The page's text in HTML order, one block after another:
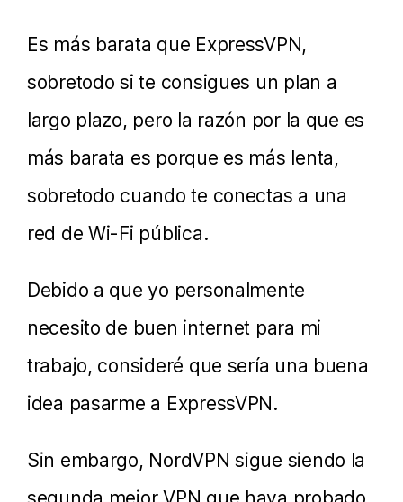
Es más barata que ExpressVPN,
sobretodo si te consigues un plan a
largo plazo, pero la razón por la que es
más barata es porque es más lenta,
sobretodo cuando te conectas a una
red de Wi-Fi pública.
Debido a que yo personalmente
necesito de buen internet para mi
trabajo, consideré que sería una buena
idea pasarme a ExpressVPN.
Sin embargo, NordVPN sigue siendo la